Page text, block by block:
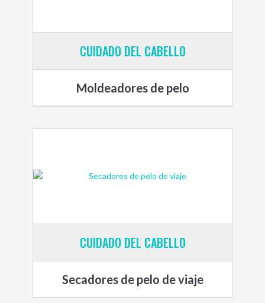
CUIDADO DEL CABELLO
Moldeadores de pelo
CUIDADO DEL CABELLO
Secadores de pelo de viaje